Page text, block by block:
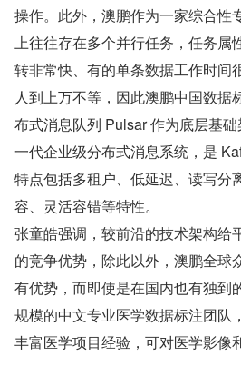
操作。此外，澳鹏作为一家综合性
上往往存在多个并行任务，任务属
转非常快、有的单条数据工作时间
人到上万不等，因此澳鹏中国数据
布式消息队列 Pulsar 作为底层基
一代企业级分布式消息系统，是
特点包括多租户、低延迟、读写分
容、灵活容错等特性。
张童皓强调，较前沿的技术架构给
的竞争优势，除此以外，澳鹏全球
有优势，而即使是在国内也有独
规模的中文专业医学数据标注团队
丰富医学项目经验，可对医学影像